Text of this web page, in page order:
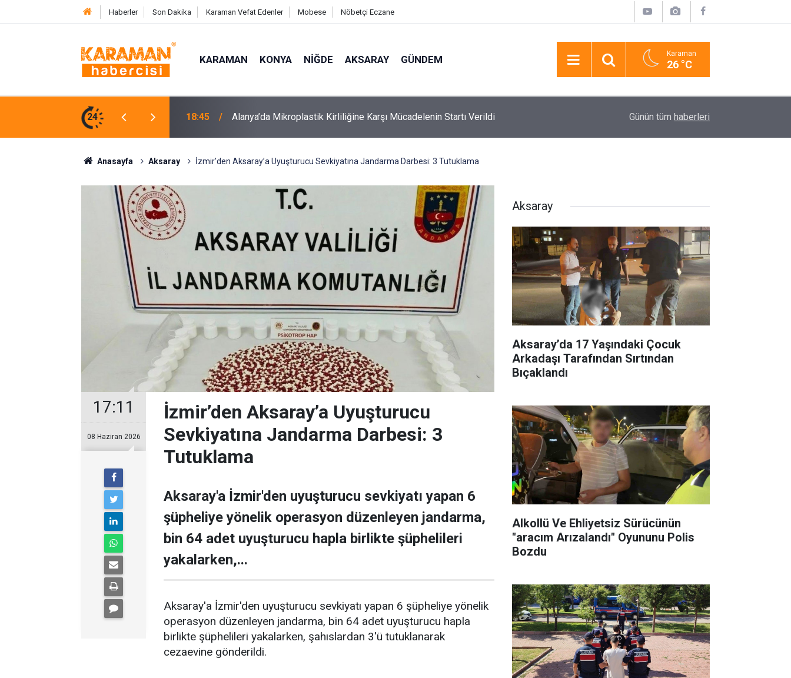
Haberler Son Dakika Karaman Vefat Edenler Mobese Nöbetçi Eczane
KARAMAN KONYA NIĞDE AKSARAY GÜNDEM Karaman
26 °C
24
Mücadelenin Startı Verildi 17:58 Pasajda Ölü Bulunan Eyüp Can Davası Sürüyor Lüks Otomobille Kar Maskeli Milyonluk Soygun
Günün tüm haberleri
Anasayfa Aksaray İzmir’den Aksaray’a Uyuşturucu Sevkiyatına Jandarma Darbesi: 3 Tutuklama
17:11
08 Haziran 2026
İzmir’den Aksaray’a Uyuşturucu
Sevkiyatına Jandarma Darbesi: 3
Tutuklama
Aksaray'a İzmir'den uyuşturucu sevkiyatı yapan 6
şüpheliye yönelik operasyon düzenleyen jandarma,
bin 64 adet uyuşturucu hapla birlikte şüphelileri
yakalarken,...
Aksaray'a İzmir'den uyuşturucu sevkiyatı yapan 6 şüpheliye yönelik
operasyon düzenleyen jandarma, bin 64 adet uyuşturucu hapla
birlikte şüphelileri yakalarken, şahıslardan 3'ü tutuklanarak
cezaevine gönderildi.
Aksaray
Aksaray’da 17 Yaşındaki Çocuk
Arkadaşı Tarafından Sırtından
Bıçaklandı
Alkollü Ve Ehliyetsiz Sürücünün
"aracım Arızalandı" Oyununu Polis
Bozdu